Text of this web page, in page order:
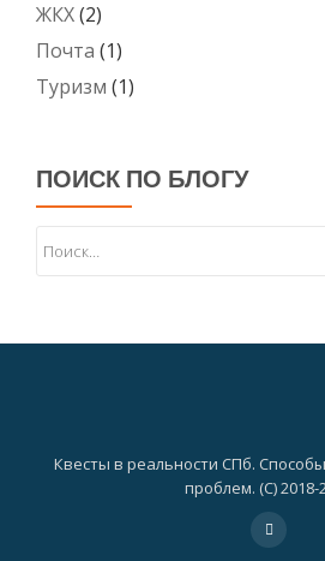
ЖКХ(2)
Почта (1)
Туризм (1)
ПОИСК ПО БЛОГУ
Квесты в реальности СПб.
проблем. (C) 2018-
Дополнительное
fa-
vk